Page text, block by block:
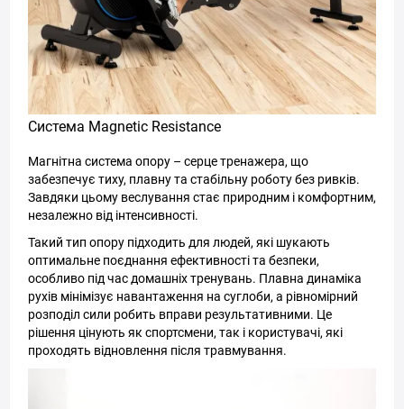
Система Magnetic Resistance
Магнітна система опору – серце тренажера, що
забезпечує тиху, плавну та стабільну роботу без ривків.
Завдяки цьому веслування стає природним і комфортним,
незалежно від інтенсивності.
Такий тип опору підходить для людей, які шукають
оптимальне поєднання ефективності та безпеки,
особливо під час домашніх тренувань. Плавна динаміка
рухів мінімізує навантаження на суглоби, а рівномірний
розподіл сили робить вправи результативними. Це
рішення цінують як спортсмени, так і користувачі, які
проходять відновлення після травмування.